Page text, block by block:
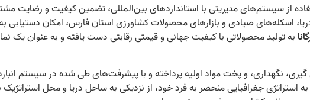
از سیستم‌های مدیریتی با استانداردهای بین‌المللی، تضمین کیفیت و رضایت
اسکله‌های صیادی و بازارهای محصولات کشاورزی استان فارس، امکان دستیابی
به تولید محصولاتی با کیفیت جهانی و قیمتی رقابتی دست یافته و به عنوان یک
نگهداری، و پخت مواد اولیه پرداخته و با پیشرفت‌های طی شده در سیستم
به استراتژی جغرافیایی منحصر به فرد خود، از نزدیکی به ساحل دریا و محل